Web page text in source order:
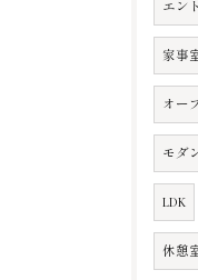
エン
家事
オー
モダ
LDK
休憩